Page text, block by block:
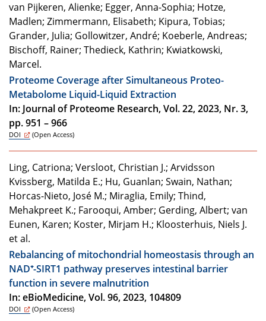
van Pijkeren, Alienke; Egger, Anna-Sophia; Hotze,
Madlen; Zimmermann, Elisabeth; Kipura, Tobias;
Grander, Julia; Gollowitzer, André; Koeberle, Andreas;
Bischoff, Rainer; Thedieck, Kathrin; Kwiatkowski,
Marcel.
Proteome Coverage after Simultaneous Proteo-
Metabolome Liquid-Liquid Extraction
In: Journal of Proteome Research, Vol. 22, 2023, Nr. 3,
pp. 951 – 966
DOI (Open Access)
Ling, Catriona; Versloot, Christian J.; Arvidsson
Kvissberg, Matilda E.; Hu, Guanlan; Swain, Nathan;
Horcas-Nieto, José M.; Miraglia, Emily; Thind,
Mehakpreet K.; Farooqui, Amber; Gerding, Albert; van
Eunen, Karen; Koster, Mirjam H.; Kloosterhuis, Niels J.
et al.
Rebalancing of mitochondrial homeostasis through an
NAD⁺-SIRT1 pathway preserves intestinal barrier
function in severe malnutrition
In: eBioMedicine, Vol. 96, 2023, 104809
DOI (Open Access)